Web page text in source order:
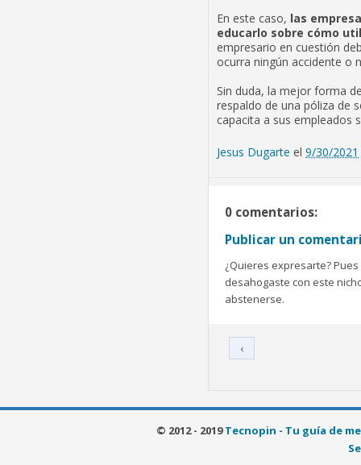
En este caso, las
educarlo sobre cómo
empresario en cuestión
ocurra ningún accidente o
Sin duda, la mejor forma
respaldo de una póliza de
capacita a sus empleados
Jesus Dugarte el 9/30/2021
0 comentarios:
Publicar un
¿Quieres expresarte?
desahogaste con este
abstenerse.
‹
© 2012 - 2019Tecnopin - Tu guía de